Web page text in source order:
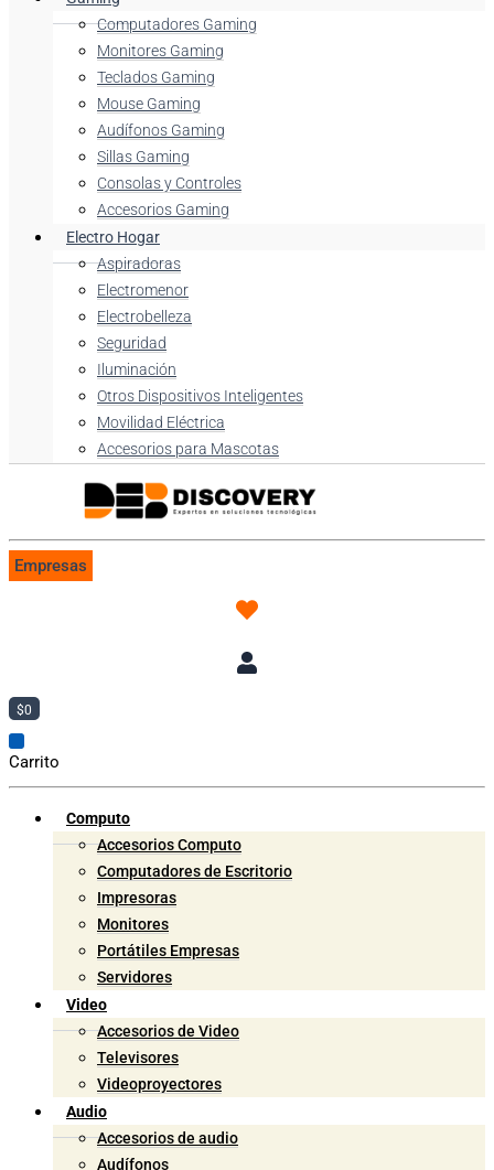
Computadores Gaming
Monitores Gaming
Teclados Gaming
Mouse Gaming
Audífonos Gaming
Sillas Gaming
Consolas y Controles
Accesorios Gaming
Electro Hogar
Aspiradoras
Electromenor
Electrobelleza
Seguridad
Iluminación
Otros Dispositivos Inteligentes
Movilidad Eléctrica
Accesorios para Mascotas
Empresas
$0
Carrito
Computo
Accesorios Computo
Computadores de Escritorio
Impresoras
Monitores
Portátiles Empresas
Servidores
Video
Accesorios de Video
Televisores
Videoproyectores
Audio
Accesorios de audio
Audífonos